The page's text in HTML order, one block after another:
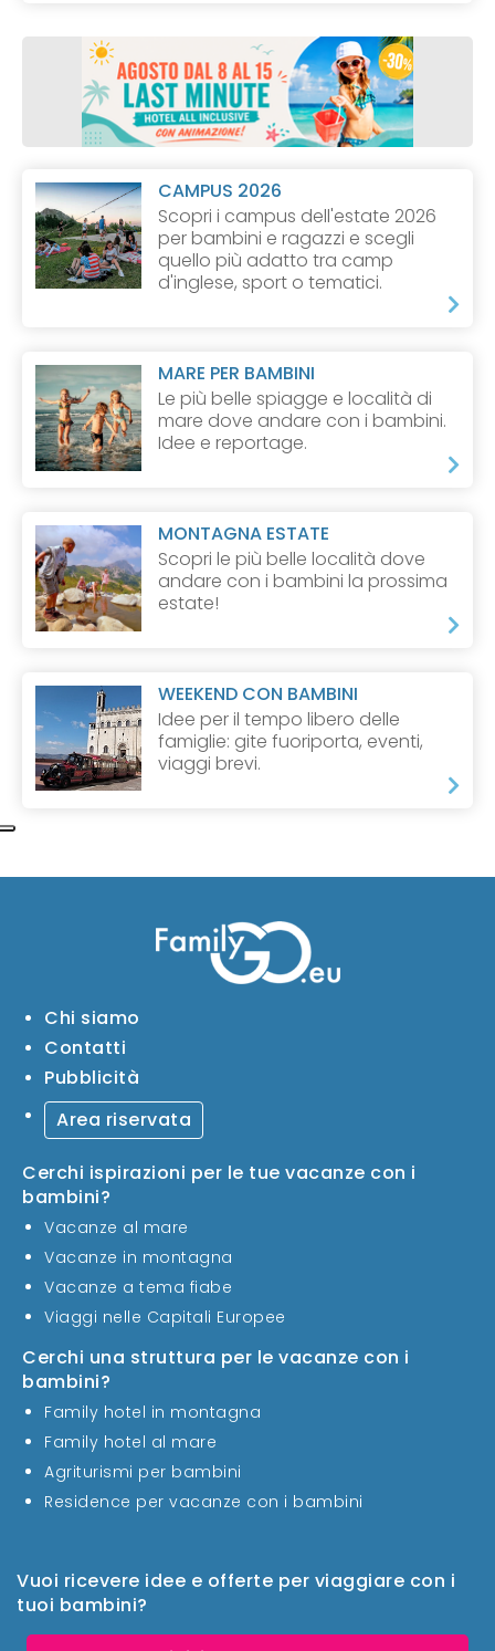
CAMPUS 2026
Scopri i campus dell'estate 2026
per bambini e ragazzi e scegli
quello più adatto tra camp
d'inglese, sport o tematici.
MARE PER BAMBINI
Le più belle spiagge e località di
mare dove andare con i bambini.
Idee e reportage.
MONTAGNA ESTATE
Scopri le più belle località dove
andare con i bambini la prossima
estate!
WEEKEND CON BAMBINI
Idee per il tempo libero delle
famiglie: gite fuoriporta, eventi,
viaggi brevi.
Vuoi ricevere idee e offerte per viaggiare con i
tuoi bambini?
Chi siamo
Contatti
Pubblicità
Area riservata
Cerchi ispirazioni per le tue vacanze con i
bambini?
Vacanze al mare
Vacanze in montagna
Vacanze a tema fiabe
Viaggi nelle Capitali Europee
Cerchi una struttura per le vacanze con i
bambini?
Family hotel in montagna
Family hotel al mare
Agriturismi per bambini
Residence per vacanze con i bambini